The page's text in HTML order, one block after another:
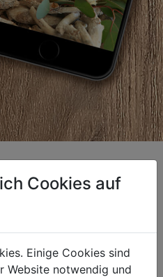
Cookies auf
Einige Cookies sind
Website notwendig und